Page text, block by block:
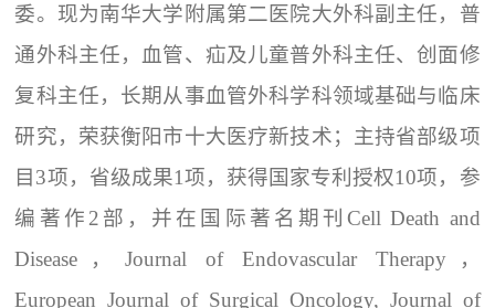
委。现为南华大学附属第二医院大外科副主任，普
通外科主任，血管、疝及儿童普外科主任、创面修
复科主任，长期从事血管外科学科领域基础与临床
研究，荣获衡阳市十大医疗新技术；主持省部级项
目3项，省级成果1项，获得国家专利授权10项，参
编著作2部，并在国际著名期刊Cell Death and
Disease，Journal of Endovascular Therapy，
European Journal of Surgical Oncology, Journal of